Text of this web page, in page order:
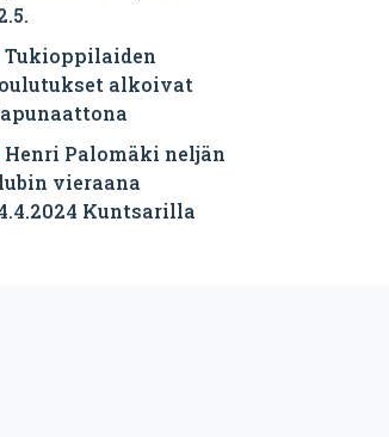
Tukioppilaiden
alkoivat
Henri Palomäki neljän
vieraana
Kuntsarilla